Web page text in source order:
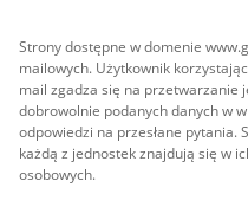
Strony dostępne w domenie
mailowych. Użytkownik
mail zgadza się na przetwarzanie
dobrowolnie podanych danych w
odpowiedzi na przesłane pytania.
każdą z jednostek znajdują się w
osobowych.